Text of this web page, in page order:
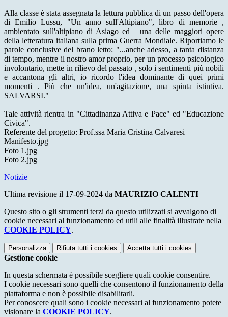
Alla classe è stata assegnata la lettura pubblica di un passo dell'opera
di Emilio Lussu, "Un anno sull'Altipiano", libro di memorie ,
ambientato sull'altipiano di Asiago ed una delle maggiori opere
della letteratura italiana sulla prima Guerra Mondiale. Riportiamo le
parole conclusive del brano letto: "...anche adesso, a tanta distanza
di tempo, mentre il nostro amor proprio, per un processo psicologico
involontario, mette in rilievo del passato , solo i sentimenti più nobili
e accantona gli altri, io ricordo l'idea dominante di quei primi
momenti . Più che un'idea, un'agitazione, una spinta istintiva.
SALVARSI."
Tale attività rientra in "Cittadinanza Attiva e Pace" ed "Educazione
Civica".
Referente del progetto: Prof.ssa Maria Cristina Calvaresi
Manifesto.jpg
Foto 1.jpg
Foto 2.jpg
Notizie
Ultima revisione il 17-09-2024 da MAURIZIO CALENTI
Questo sito o gli strumenti terzi da questo utilizzati si avvalgono di
cookie necessari al funzionamento ed utili alle finalità illustrate nella
COOKIE POLICY.
Personalizza Rifiuta tutti i cookies Accetta tutti i cookies
Gestione cookie
In questa schermata è possibile scegliere quali cookie consentire.
I cookie necessari sono quelli che consentono il funzionamento della
piattaforma e non è possibile disabilitarli.
Per conoscere quali sono i cookie necessari al funzionamento potete
visionare la COOKIE POLICY.